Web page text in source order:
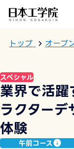
トップ オープ
スペシャル
業界で活躍
ラクター
体験
午前コース